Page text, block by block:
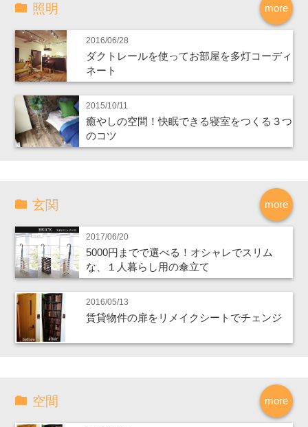
more
照明
2016/06/28
ダクトレールを使ってお部屋を多灯コーディ
ネート
2015/10/11
癒やしの空間！快眠できる寝室をつくる３つ
のコツ
more
玄関
2017/06/20
5000円までで選べる！オシャレでスリム
な、１人暮らし用の傘立て
2016/05/13
賃貸物件の扉をリメイクシートでチェンジ
more
空間